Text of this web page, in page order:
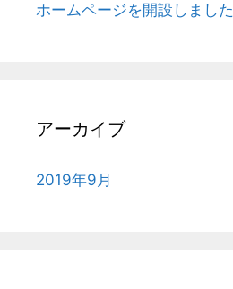
ホームページを開設しました
アーカイブ
2019年9月